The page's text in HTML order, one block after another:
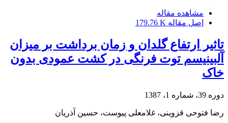
مشاهده مقاله
اصل مقاله 179.76 K
تاثیر ارتفاع گلدان و زمان برداشت بر میزان
آلبینیسم توت فرنگی در کشت عمودی بدون
خاک
دوره 39، شماره 1، 1387
رضا فتوحی قزوینی، غلامعلی پیوست، حسین آذریان